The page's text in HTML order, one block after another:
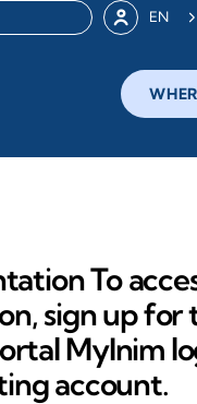
EN
To
sign up for
MyInim
account.